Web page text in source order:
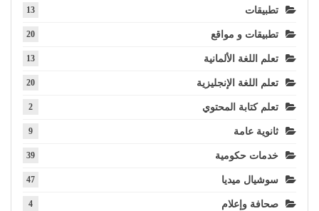
تطبيقات 13
تطبيقات و مواقع 20
تعلم اللغة الألمانية 13
تعلم اللغة الإنجليزية 20
تعلم كتابة المحتوي 2
ثانوية عامة 9
خدمات حكومية 39
سوشيال ميديا 47
صحافة وإعلام 4